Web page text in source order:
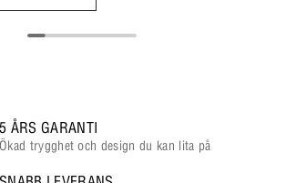
5 ÅRS GARANTI
Ökad trygghet och design du kan lita på